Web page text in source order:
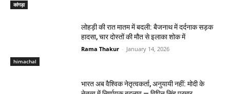
कांगड़ा
himachal
लोहड़ी की रात मातम में बदली: बैजनाथ में दर्दनाक सड़क
हादसा, चार दोस्तों की मौत से इलाका शोक में
Rama Thakur - January 14, 2026
भारत अब वैश्विक नेतृत्वकर्ता, अनुयायी नहीं: मोदी के